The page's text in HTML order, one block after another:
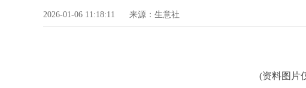
2026-01-06 11:18:11 来源：生意社
(资料图片